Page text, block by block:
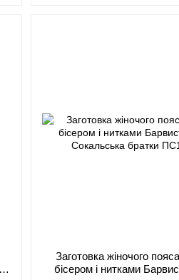
Заготовка жіночого
бісером і нитками